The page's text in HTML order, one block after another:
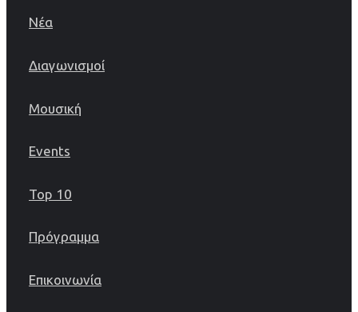
Νέα
Διαγωνισμοί
Μουσική
Events
Top 10
Πρόγραμμα
Επικοινωνία